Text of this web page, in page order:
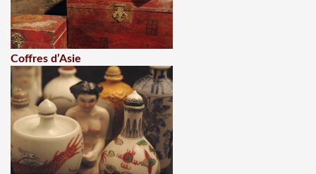
Coffres d’Asie